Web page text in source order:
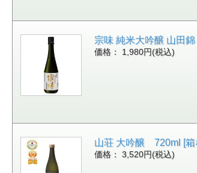
宗味 純米大吟醸 山田
価格： 1,980円(税込)
山荘 大吟醸 720ml [箱
価格： 3,520円(税込)